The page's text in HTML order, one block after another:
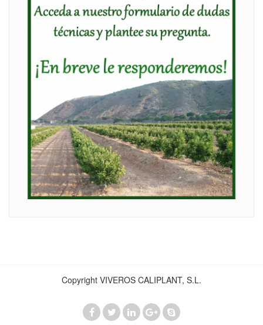
Copyright VIVEROS CALIPLANT, S.L.